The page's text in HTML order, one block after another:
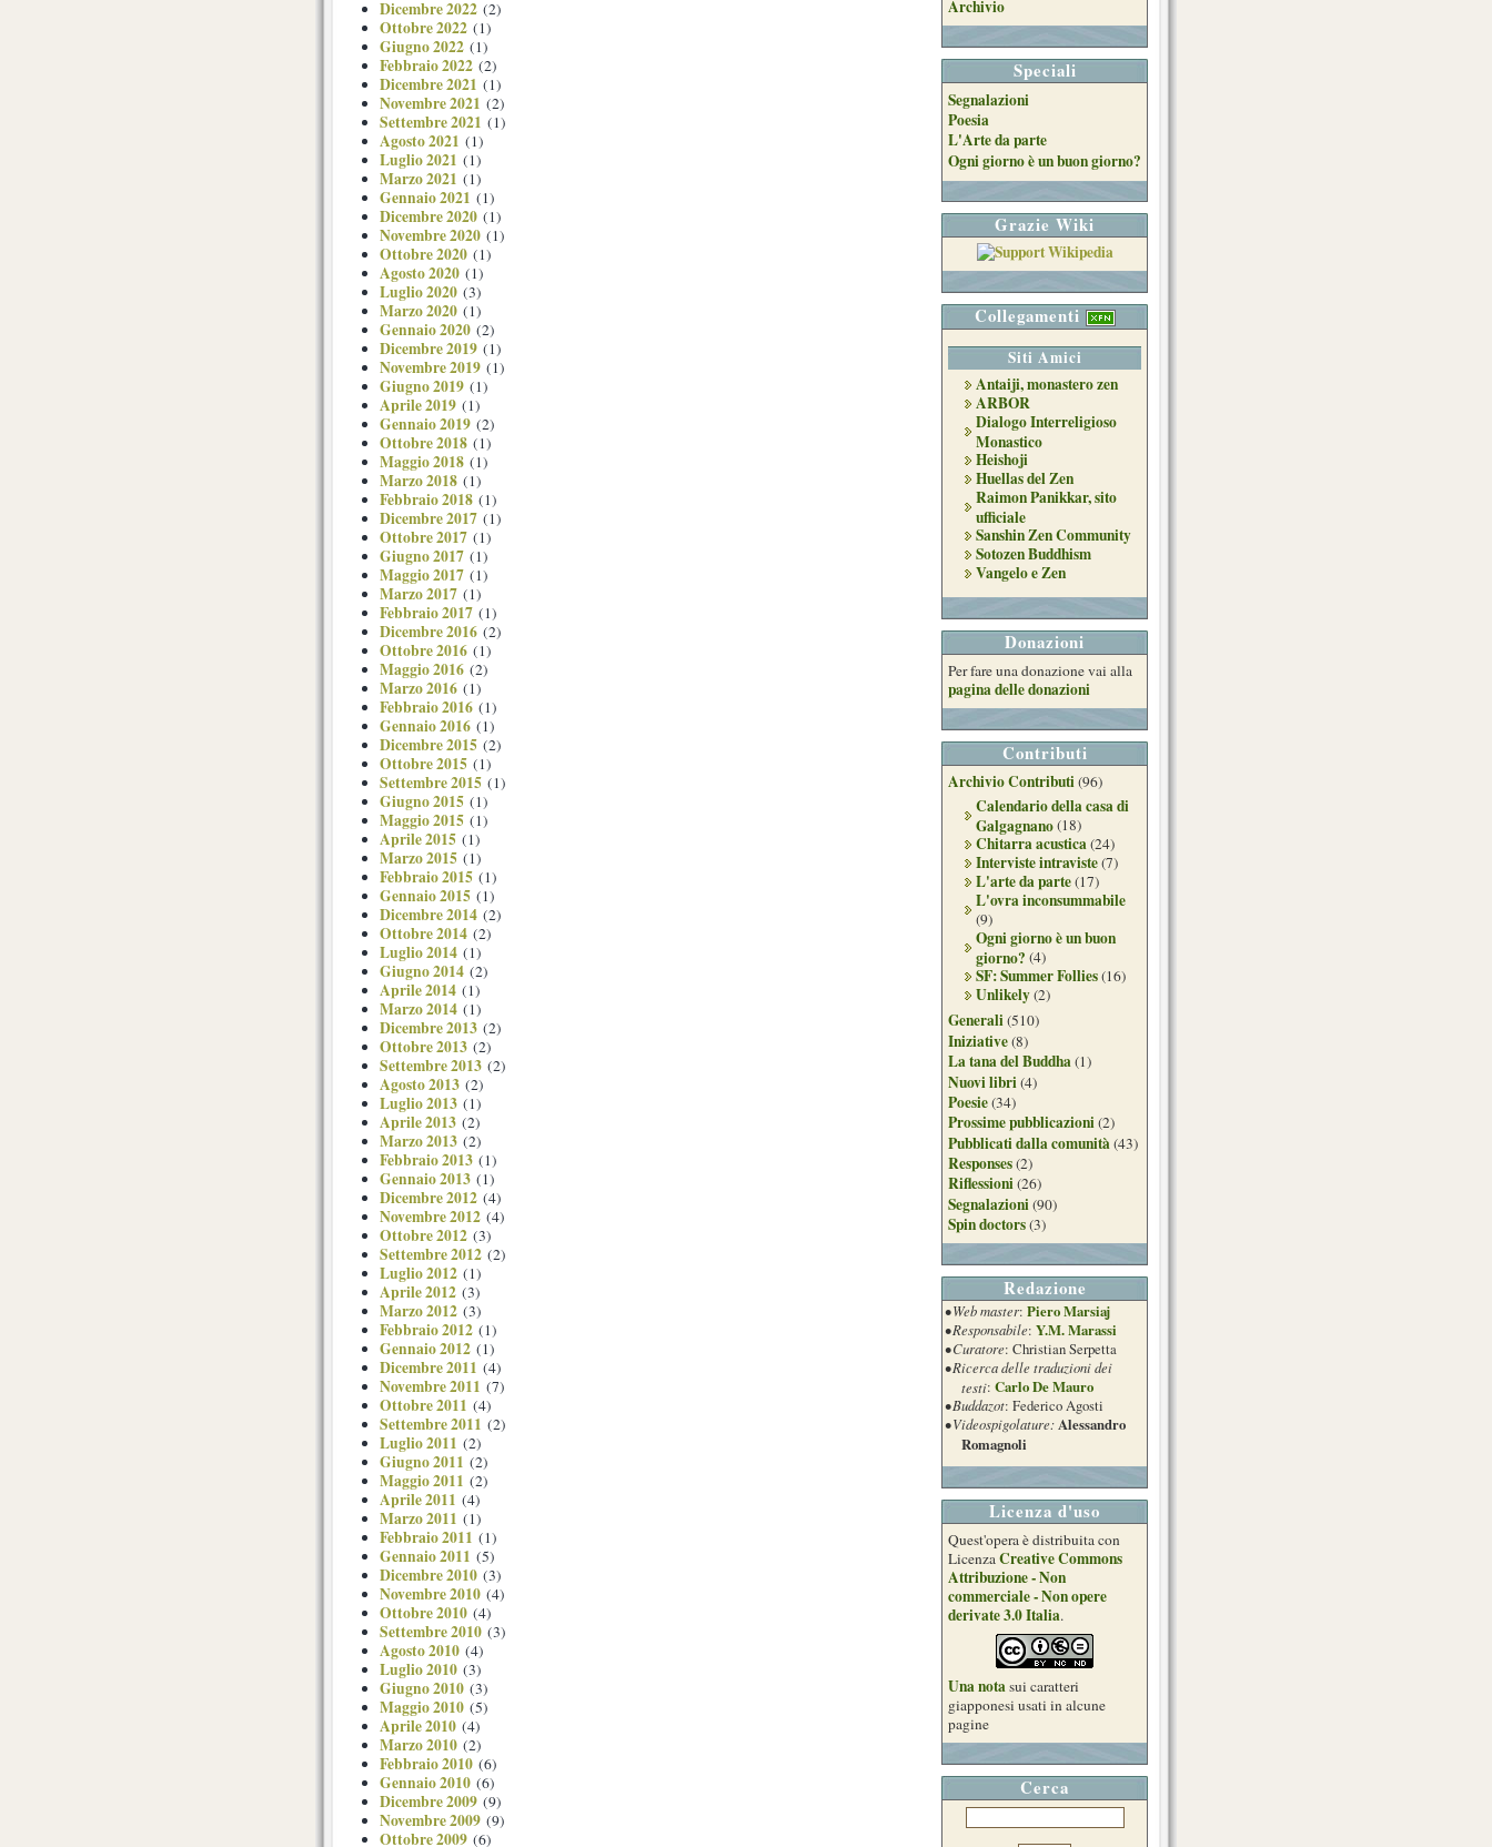
Archivio
Speciali
Segnalazioni
Poesia
L'Arte da parte
Ogni giorno è un buon giorno?
Grazie Wiki
Collegamenti
Siti Amici
Antaiji, monastero zen
ARBOR
Dialogo Interreligioso
Monastico
Heishoji
Huellas del Zen
Raimon Panikkar, sito
ufficiale
Sanshin Zen Community
Sotozen Buddhism
Vangelo e Zen
Donazioni
Per fare una donazione vai alla
pagina delle donazioni
Contributi
Archivio Contributi(96)
Calendario della casa di
Galgagnano(18)
Chitarra acustica(24)
Interviste intraviste(7)
L'arte da parte(17)
L'ovra inconsummabile
(9)
Ogni giorno è un buon
giorno? (4)
SF: Summer Follies(16)
Unlikely(2)
Generali(510)
Iniziative(8)
La tana del Buddha(1)
Nuovi libri(4)
Poesie(34)
Prossime pubblicazioni(2)
Pubblicati dalla comunità(43)
Responses(2)
Riflessioni(26)
Segnalazioni(90)
Spin doctors(3)
Redazione
• Web master: Piero Marsiaj
• Responsabile: Y.M. Marassi
• Curatore: Christian Serpetta
• Ricerca delle traduzioni dei
testi: Carlo De Mauro
• Buddazot: Federico Agosti
• Videospigolature:Alessandro
Romagnoli
Licenza d'uso
Quest'opera è distribuita con
LicenzaCreative Commons
Attribuzione - Non
commerciale - Non opere
derivate 3.0 Italia.
Una notasui caratteri
giapponesi usati in alcune
pagine
Cerca
Dicembre 2022 (2)
Ottobre 2022 (1)
Giugno 2022 (1)
Febbraio 2022 (2)
Dicembre 2021 (1)
Novembre 2021 (2)
Settembre 2021 (1)
Agosto 2021 (1)
Luglio 2021 (1)
Marzo 2021 (1)
Gennaio 2021 (1)
Dicembre 2020 (1)
Novembre 2020 (1)
Ottobre 2020 (1)
Agosto 2020 (1)
Luglio 2020 (3)
Marzo 2020 (1)
Gennaio 2020 (2)
Dicembre 2019 (1)
Novembre 2019 (1)
Giugno 2019 (1)
Aprile 2019 (1)
Gennaio 2019 (2)
Ottobre 2018 (1)
Maggio 2018 (1)
Marzo 2018 (1)
Febbraio 2018 (1)
Dicembre 2017 (1)
Ottobre 2017 (1)
Giugno 2017 (1)
Maggio 2017 (1)
Marzo 2017 (1)
Febbraio 2017 (1)
Dicembre 2016 (2)
Ottobre 2016 (1)
Maggio 2016 (2)
Marzo 2016 (1)
Febbraio 2016 (1)
Gennaio 2016 (1)
Dicembre 2015 (2)
Ottobre 2015 (1)
Settembre 2015 (1)
Giugno 2015 (1)
Maggio 2015 (1)
Aprile 2015 (1)
Marzo 2015 (1)
Febbraio 2015 (1)
Gennaio 2015 (1)
Dicembre 2014 (2)
Ottobre 2014 (2)
Luglio 2014 (1)
Giugno 2014 (2)
Aprile 2014 (1)
Marzo 2014 (1)
Dicembre 2013 (2)
Ottobre 2013 (2)
Settembre 2013 (2)
Agosto 2013 (2)
Luglio 2013 (1)
Aprile 2013 (2)
Marzo 2013 (2)
Febbraio 2013 (1)
Gennaio 2013 (1)
Dicembre 2012 (4)
Novembre 2012 (4)
Ottobre 2012 (3)
Settembre 2012 (2)
Luglio 2012 (1)
Aprile 2012 (3)
Marzo 2012 (3)
Febbraio 2012 (1)
Gennaio 2012 (1)
Dicembre 2011 (4)
Novembre 2011 (7)
Ottobre 2011 (4)
Settembre 2011 (2)
Luglio 2011 (2)
Giugno 2011 (2)
Maggio 2011 (2)
Aprile 2011 (4)
Marzo 2011 (1)
Febbraio 2011 (1)
Gennaio 2011 (5)
Dicembre 2010 (3)
Novembre 2010 (4)
Ottobre 2010 (4)
Settembre 2010 (3)
Agosto 2010 (4)
Luglio 2010 (3)
Giugno 2010 (3)
Maggio 2010 (5)
Aprile 2010 (4)
Marzo 2010 (2)
Febbraio 2010 (6)
Gennaio 2010 (6)
Dicembre 2009 (9)
Novembre 2009 (9)
Ottobre 2009 (6)